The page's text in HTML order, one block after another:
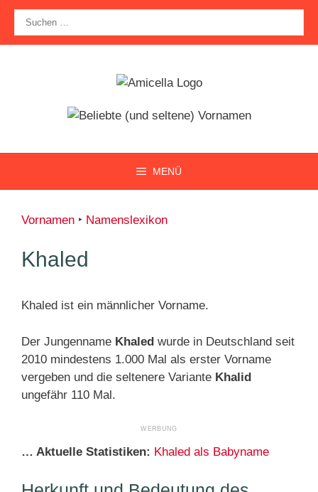
Zum
Inhalt
springen
nach:
MENÜ
Vornamen ‣ Namenslexikon
Khaled
Khaled ist ein männlicher Vorname.
Der Jungenname Khaled wurde in Deutschland seit
2010 mindestens 1.000 Mal als erster Vorname
vergeben und die seltenere Variante Khalid
ungefähr 110 Mal.
… Aktuelle Statistiken: Khaled als Babyname